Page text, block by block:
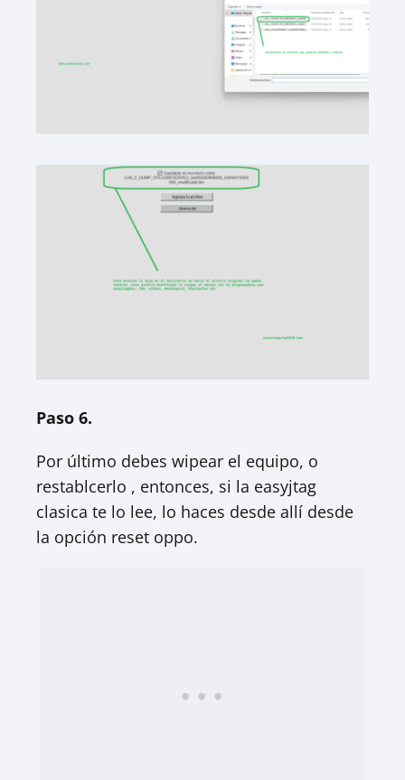
Paso 6.
Por último debes wipear el equipo, o
restablcerlo , entonces, si la easyjtag
clasica te lo lee, lo haces desde allí desde
la opción reset oppo.